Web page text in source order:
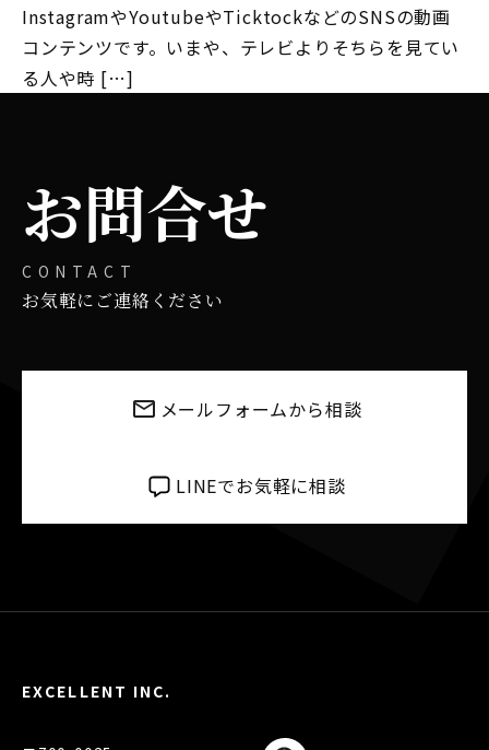
InstagramやYoutubeやTicktockなどのSNSの動画
コンテンツです。いまや、テレビよりそちらを見てい
る人や時 […]
お問合せ
CONTACT
お気軽にご連絡ください
メールフォームから相談
LINEでお気軽に相談
EXCELLENT INC.